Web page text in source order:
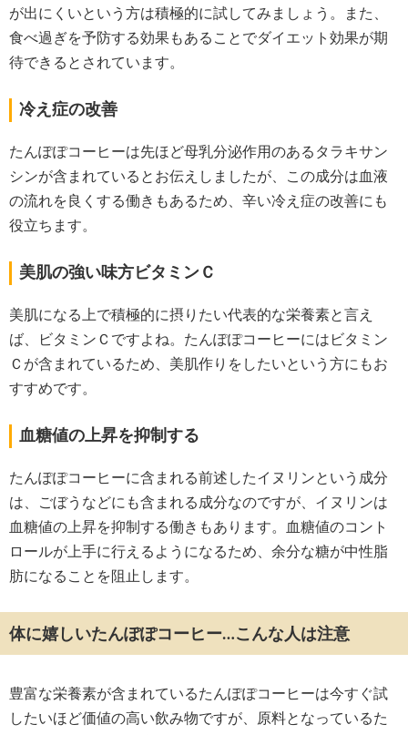
が出にくいという方は積極的に試してみましょう。また、
食べ過ぎを予防する効果もあることでダイエット効果が期
待できるとされています。
冷え症の改善
たんぽぽコーヒーは先ほど母乳分泌作用のあるタラキサン
シンが含まれているとお伝えしましたが、この成分は血液
の流れを良くする働きもあるため、辛い冷え症の改善にも
役立ちます。
美肌の強い味方ビタミンＣ
美肌になる上で積極的に摂りたい代表的な栄養素と言え
ば、ビタミンＣですよね。たんぽぽコーヒーにはビタミン
Ｃが含まれているため、美肌作りをしたいという方にもお
すすめです。
血糖値の上昇を抑制する
たんぽぽコーヒーに含まれる前述したイヌリンという成分
は、ごぼうなどにも含まれる成分なのですが、イヌリンは
血糖値の上昇を抑制する働きもあります。血糖値のコント
ロールが上手に行えるようになるため、余分な糖が中性脂
肪になることを阻止します。
体に嬉しいたんぽぽコーヒー…こんな人は注意
豊富な栄養素が含まれているたんぽぽコーヒーは今すぐ試
したいほど価値の高い飲み物ですが、原料となっているた